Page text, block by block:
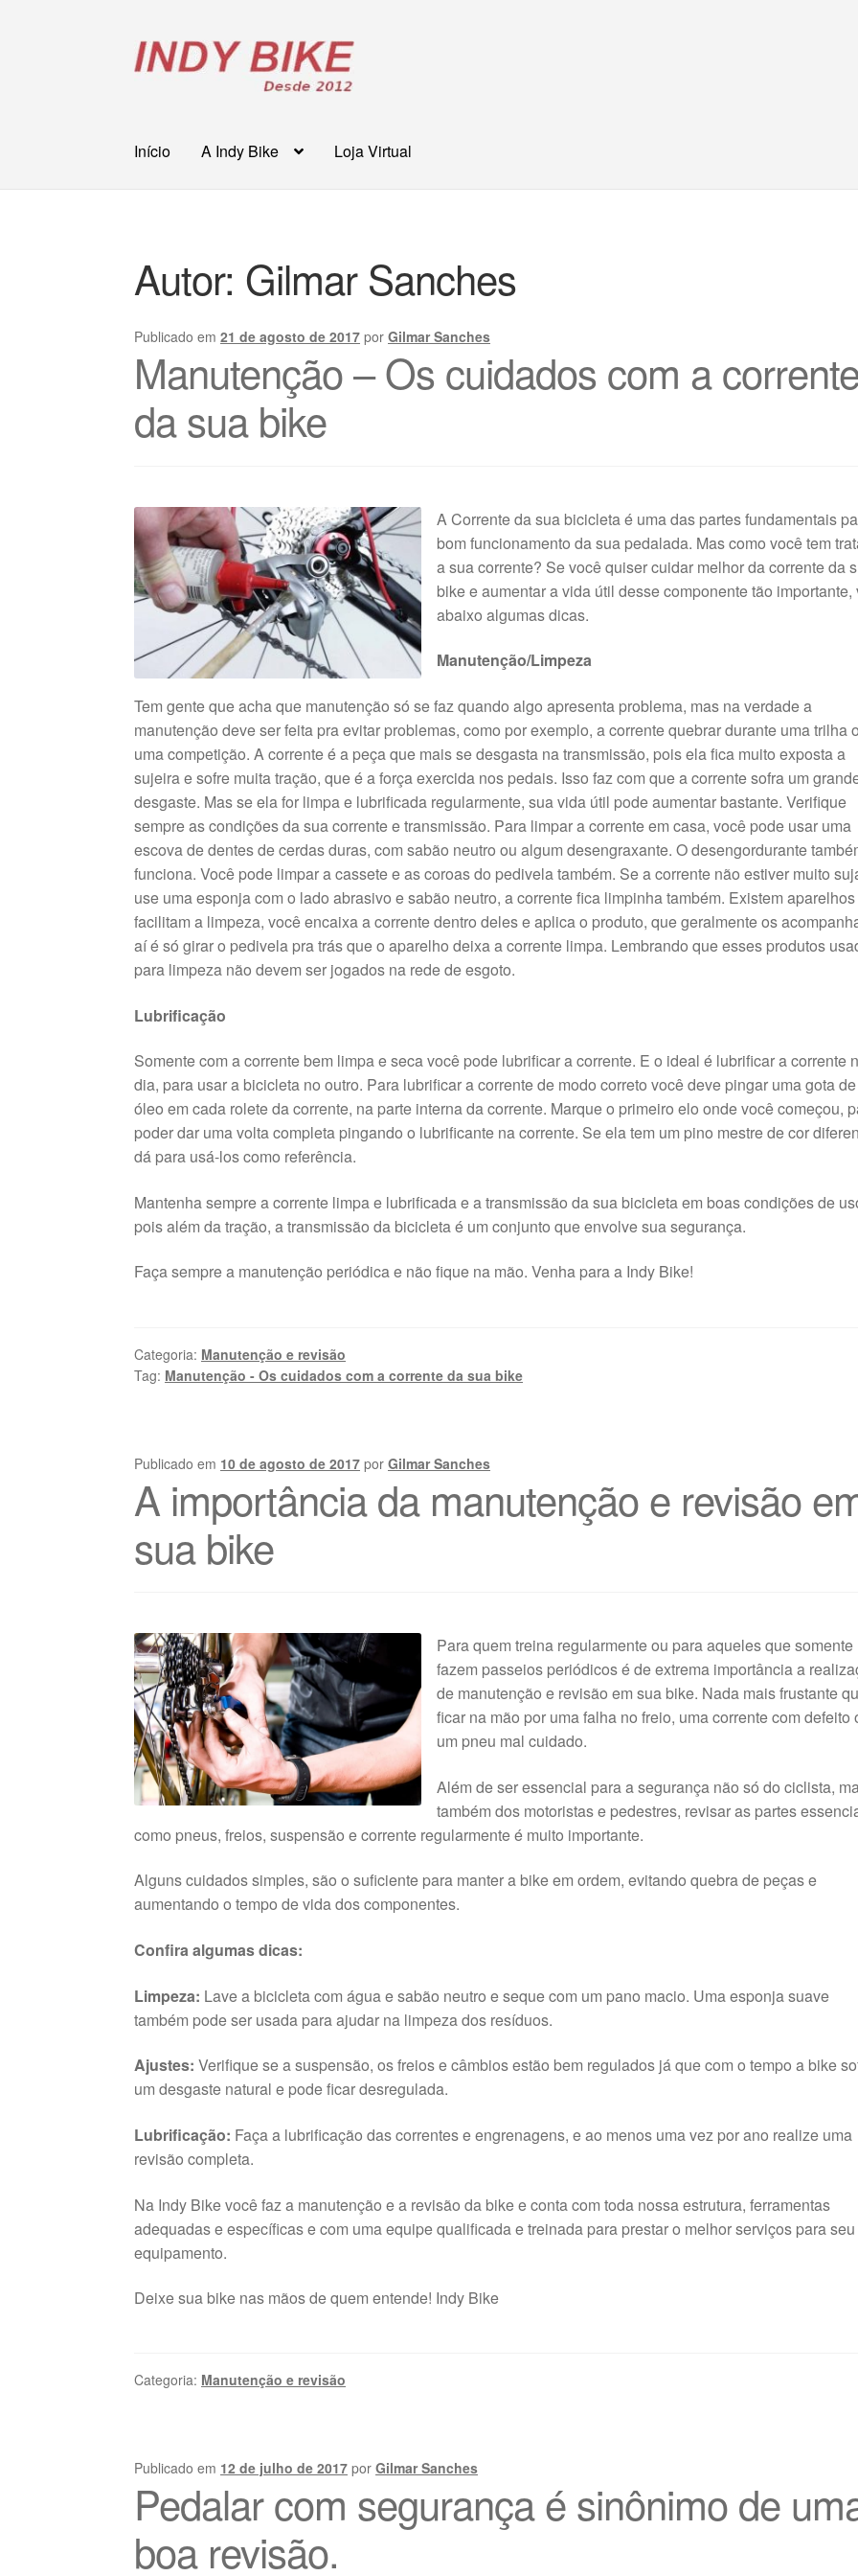
Pular
para
Pular
para
Início
A Indy Bike Loja Virtual
Autor: Gilmar Sanches
Publicado em21 de agosto de 2017 porGilmar Sanches
Manutenção – Os cuidados com a
da sua bike
A Corrente da sua bicicleta é uma das partes fundamentais
bom funcionamento da sua pedalada. Mas como você tem
a sua corrente? Se você quiser cuidar melhor da corrente da
bike e aumentar a vida útil desse componente tão importante,
abaixo algumas dicas.
Manutenção/Limpeza
Tem gente que acha que manutenção só se faz quando algo apresenta problema, mas na verdade a
manutenção deve ser feita pra evitar problemas, como por exemplo, a corrente quebrar durante uma trilha
uma competição. A corrente é a peça que mais se desgasta na transmissão, pois ela fica muito exposta a
sujeira e sofre muita tração, que é a força exercida nos pedais. Isso faz com que a corrente sofra um
desgaste. Mas se ela for limpa e lubrificada regularmente, sua vida útil pode aumentar bastante. Verifique
sempre as condições da sua corrente e transmissão. Para limpar a corrente em casa, você pode usar uma
escova de dentes de cerdas duras, com sabão neutro ou algum desengraxante. O desengordurante
funciona. Você pode limpar a cassete e as coroas do pedivela também. Se a corrente não estiver muito
use uma esponja com o lado abrasivo e sabão neutro, a corrente fica limpinha também. Existem
facilitam a limpeza, você encaixa a corrente dentro deles e aplica o produto, que geralmente os
aí é só girar o pedivela pra trás que o aparelho deixa a corrente limpa. Lembrando que esses produtos
para limpeza não devem ser jogados na rede de esgoto.
Lubrificação
Somente com a corrente bem limpa e seca você pode lubrificar a corrente. E o ideal é lubrificar a corrente
dia, para usar a bicicleta no outro. Para lubrificar a corrente de modo correto você deve pingar uma gota de
óleo em cada rolete da corrente, na parte interna da corrente. Marque o primeiro elo onde você começou,
poder dar uma volta completa pingando o lubrificante na corrente. Se ela tem um pino mestre de cor
dá para usá-los como referência.
Mantenha sempre a corrente limpa e lubrificada e a transmissão da sua bicicleta em boas condições de
pois além da tração, a transmissão da bicicleta é um conjunto que envolve sua segurança.
Faça sempre a manutenção periódica e não fique na mão. Venha para a Indy Bike!
Categoria: Manutenção e revisão
Tag: Manutenção - Os cuidados com a corrente da sua bike
Publicado em 10 de agosto de 2017 porGilmar Sanches
A importância da manutenção e revisão
sua bike
Para quem treina regularmente ou para aqueles que somente
fazem passeios periódicos é de extrema importância a
de manutenção e revisão em sua bike. Nada mais frustante
ficar na mão por uma falha no freio, uma corrente com defeito
um pneu mal cuidado.
Além de ser essencial para a segurança não só do ciclista,
também dos motoristas e pedestres, revisar as partes
como pneus, freios, suspensão e corrente regularmente é muito importante.
Alguns cuidados simples, são o suficiente para manter a bike em ordem, evitando quebra de peças e
aumentando o tempo de vida dos componentes.
Confira algumas dicas:
Limpeza: Lave a bicicleta com água e sabão neutro e seque com um pano macio. Uma esponja suave
também pode ser usada para ajudar na limpeza dos resíduos.
Ajustes: Verifique se a suspensão, os freios e câmbios estão bem regulados já que com o tempo a bike
um desgaste natural e pode ficar desregulada.
Lubrificação: Faça a lubrificação das correntes e engrenagens, e ao menos uma vez por ano realize uma
revisão completa.
Na Indy Bike você faz a manutenção e a revisão da bike e conta com toda nossa estrutura, ferramentas
adequadas e específicas e com uma equipe qualificada e treinada para prestar o melhor serviços para seu
equipamento.
Deixe sua bike nas mãos de quem entende! Indy Bike
Categoria: Manutenção e revisão
Publicado em 12 de julho de 2017 porGilmar Sanches
Pedalar com segurança é sinônimo de
boa revisão.